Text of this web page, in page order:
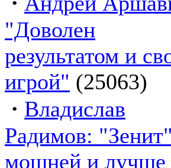
"Доволен
результатом и
игрой" (25063)
· Владислав
Радимов: "Зенит"
мощней и лучше